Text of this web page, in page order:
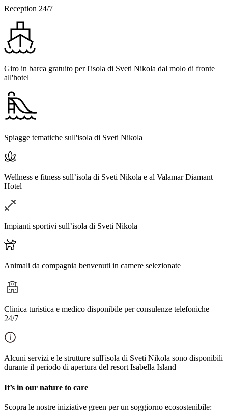
Reception 24/7
Giro in barca gratuito per l'isola di Sveti Nikola dal molo di fronte
all'hotel
Spiagge tematiche sull'isola di Sveti Nikola
Wellness e fitness sull’isola di Sveti Nikola e al Valamar Diamant
Hotel
Impianti sportivi sull’isola di Sveti Nikola
Animali da compagnia benvenuti in camere selezionate
Clinica turistica e medico disponibile per consulenze telefoniche
24/7
Alcuni servizi e le strutture sull'isola di Sveti Nikola sono disponibili
durante il periodo di apertura del resort Isabella Island
It’s in our nature to care
Scopra le nostre iniziative green per un soggiorno ecosostenibile: